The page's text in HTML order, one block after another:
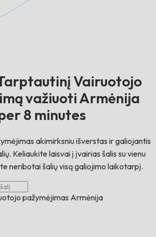
Vairuotojo
važiuoti Armėnija
8 minutes
akimirksniu išverstas ir galiojantis
Keliaukite laisvai į įvairias šalis su vienu
neribotai šalių visą galiojimo laikotarpį.
pažymėjimas Armėnija